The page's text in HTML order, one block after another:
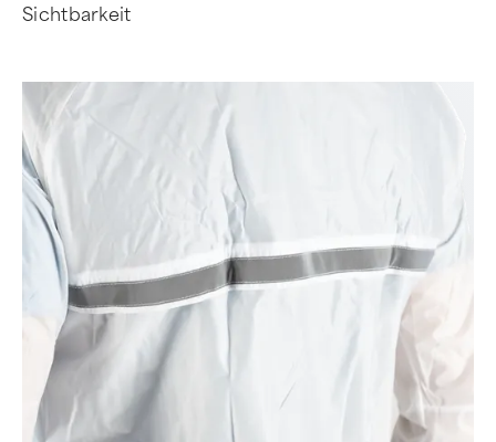
Sichtbarkeit